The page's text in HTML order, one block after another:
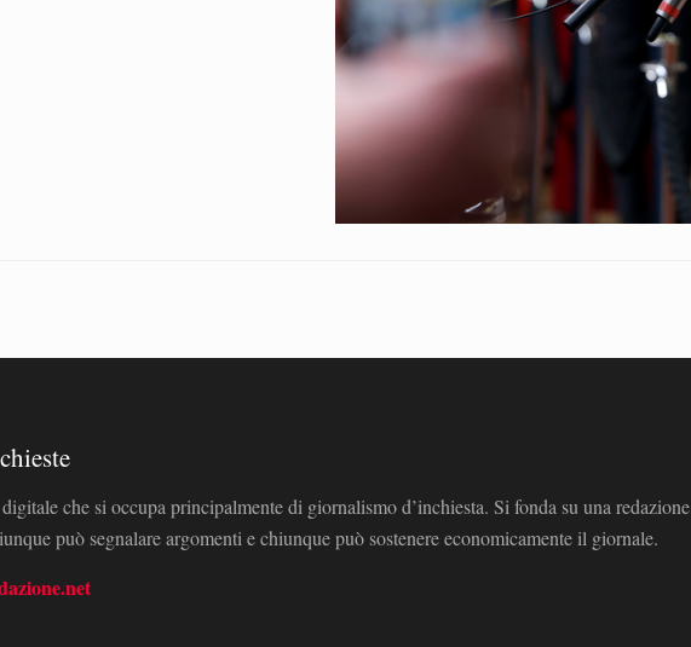
che si occupa principalmente di giornalismo d’inchiesta. Si fonda su una redazione
può segnalare argomenti e chiunque può sostenere economicamente il giornale.